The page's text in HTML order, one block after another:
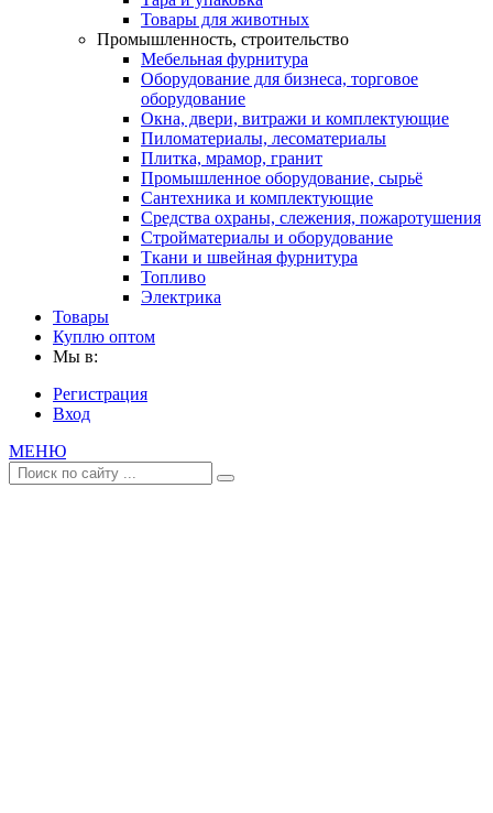
Товары для животных
Промышленность, строительство
Мебельная фурнитура
Оборудование для бизнеса, торговое
оборудование
Окна, двери, витражи и комплектующие
Пиломатериалы, лесоматериалы
Плитка, мрамор, гранит
Промышленное оборудование, сырьё
Сантехника и комплектующие
Средства охраны, слежения, пожаротушения
Стройматериалы и оборудование
Ткани и швейная фурнитура
Топливо
Электрика
Товары
Куплю оптом
Мы в:
Регистрация
Вход
МЕНЮ